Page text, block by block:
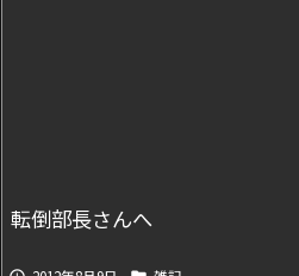
転倒部長さんへ